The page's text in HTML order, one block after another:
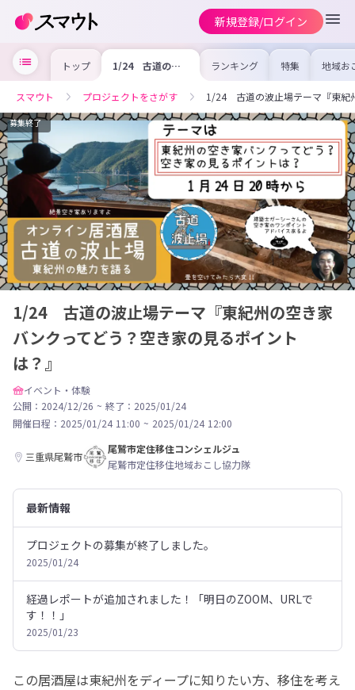
新規登録/ログイン
トップ 1/24 古道の波
止場テーマ『東紀
ってどう？空き家
の見るポイント
は？』
ランキング 特集 地域お
の求
を集め
事内
を比
合った
けよう
スマウト プロジェクトをさがす 1/24 古道の波止場テーマ『東紀
募集終了
1/24 古道の波止場テーマ『東紀州の空き家
バンクってどう？空き家の見るポイント
は？』
イベント・体験
公開：2024/12/26 ~ 終了：2025/01/24
開催日程： 2025/01/24 11:00 ~ 2025/01/24 12:00
三重県尾鷲市
尾鷲市定住移住コンシェルジュ
尾鷲市定住移住地域おこし協力隊
最新情報
プロジェクトの募集が終了しました。
2025/01/24
経過レポートが追加されました！「明日のZOOM、URLで
す！！」
2025/01/23
この居酒屋は東紀州をディープに知りたい方、移住を考え